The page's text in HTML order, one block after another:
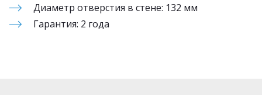
Диаметр отверстия в стене: 132 мм
Гарантия: 2 года